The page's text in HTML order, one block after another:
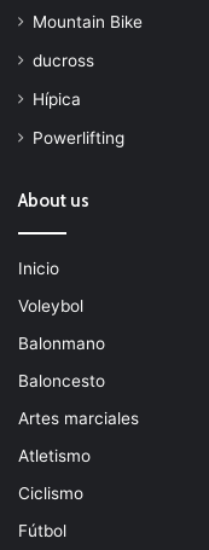
Mountain Bike
ducross
Hípica
Powerlifting
About us
Inicio
Voleybol
Balonmano
Baloncesto
Artes marciales
Atletismo
Ciclismo
Fútbol